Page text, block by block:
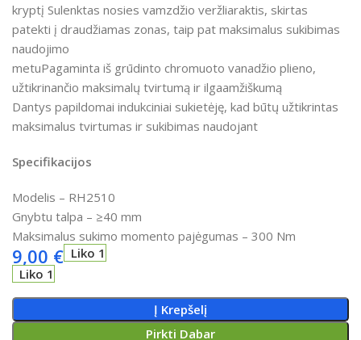
kryptį Sulenktas nosies vamzdžio veržliaraktis, skirtas
patekti į draudžiamas zonas, taip pat maksimalus sukibimas
naudojimo
metuPagaminta iš grūdinto chromuoto vanadžio plieno,
užtikrinančio maksimalų tvirtumą ir ilgaamžiškumą
Dantys papildomai indukciniai sukietėję, kad būtų užtikrintas
maksimalus tvirtumas ir sukibimas naudojant
Specifikacijos
Modelis – RH2510
Gnybtu talpa – ≥40 mm
Maksimalus sukimo momento pajėgumas – 300 Nm
9,00 € Liko 1
Liko 1
Į Krepšelį
Pirkti Dabar